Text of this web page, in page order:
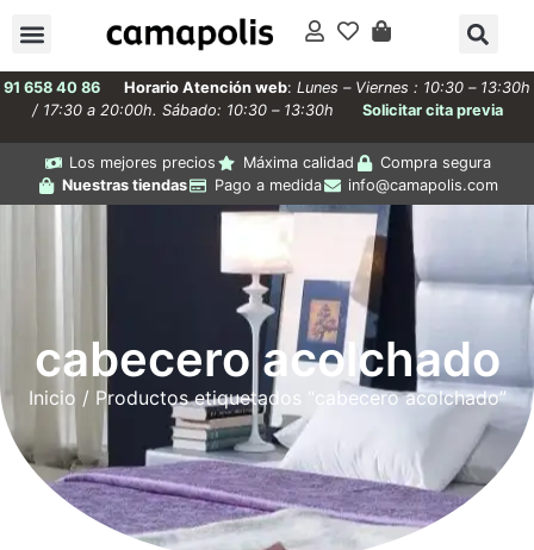
91 658 40 86 Horario Atención web: Lunes – Viernes : 10:30 – 13:30h
/ 17:30 a 20:00h. Sábado: 10:30 – 13:30h
Solicitar cita previa
Los mejores precios Máxima calidad
Compra segura
Nuestras tiendas
Pago a medida info@camapolis.com
cabecero acolchado
Inicio / Productos etiquetados “cabecero acolchado”